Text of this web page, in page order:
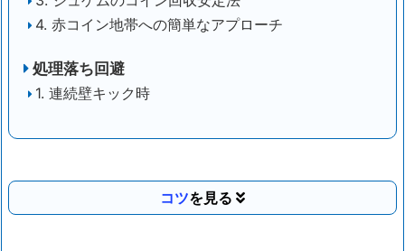
4. 赤コイン地帯への簡単なアプローチ
処理落ち回避
1. 連続壁キック時
コツ